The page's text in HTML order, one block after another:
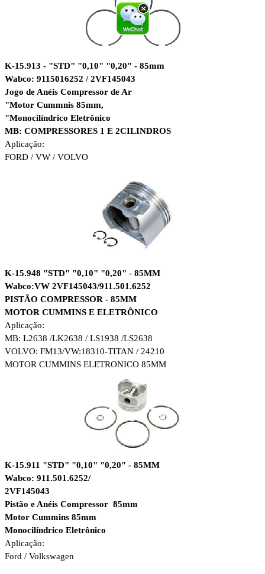
K-15.913 - "STD" "0,10" "0,20" - 85mm
Wabco: 9115016252 / 2VF145043
Jogo de Anéis Compressor de Ar
"Motor Cummnis 85mm,
"Monocilíndrico Eletrônico
MB: COMPRESSORES 1 E 2CILINDROS
Aplicação:
FORD / VW / VOLVO
K-15.948 "STD" "0,10" "0,20" - 85MM
Wabco:VW 2VF145043/911.501.6252
PISTÃO COMPRESSOR - 85MM
MOTOR CUMMINS E ELETRÔNICO
Aplicação:
MB: L2638 /LK2638 / LS1938 /LS2638
VOLVO: FM13/VW:18310-TITAN / 24210
MOTOR CUMMINS ELETRONICO 85MM
K-15.911 "STD" "0,10" "0,20" - 85MM
Wabco: 911.501.6252/
2VF145043
Pistão e Anéis Compressor 85mm
Motor Cummins 85mm
Monocilíndrico Eletrônico
Aplicação:
Ford / Volkswagen